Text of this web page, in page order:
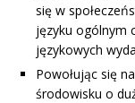
się w
języku ogólnym
językowych
Powołując się
środowisku o